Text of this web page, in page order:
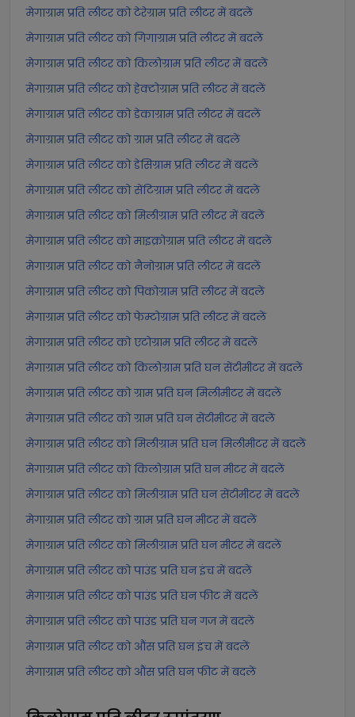
मेगाग्राम प्रति लीटर को टेरेग्राम प्रति लीटर में बदलें
मेगाग्राम प्रति लीटर को गिगाग्राम प्रति लीटर में बदलें
मेगाग्राम प्रति लीटर को किलोग्राम प्रति लीटर में बदलें
मेगाग्राम प्रति लीटर को हेक्टोग्राम प्रति लीटर में बदलें
मेगाग्राम प्रति लीटर को डेकाग्राम प्रति लीटर में बदलें
मेगाग्राम प्रति लीटर को ग्राम प्रति लीटर में बदलें
मेगाग्राम प्रति लीटर को डेसिग्राम प्रति लीटर में बदलें
मेगाग्राम प्रति लीटर को सेंटिग्राम प्रति लीटर में बदलें
मेगाग्राम प्रति लीटर को मिलीग्राम प्रति लीटर में बदलें
मेगाग्राम प्रति लीटर को माइक्रोग्राम प्रति लीटर में बदलें
मेगाग्राम प्रति लीटर को नैनोग्राम प्रति लीटर में बदलें
मेगाग्राम प्रति लीटर को पिकोग्राम प्रति लीटर में बदलें
मेगाग्राम प्रति लीटर को फेम्टोग्राम प्रति लीटर में बदलें
मेगाग्राम प्रति लीटर को एटोग्राम प्रति लीटर में बदलें
मेगाग्राम प्रति लीटर को किलोग्राम प्रति घन सेंटीमीटर में बदलें
मेगाग्राम प्रति लीटर को ग्राम प्रति घन मिलीमीटर में बदलें
मेगाग्राम प्रति लीटर को ग्राम प्रति घन सेंटीमीटर में बदलें
मेगाग्राम प्रति लीटर को मिलीग्राम प्रति घन मिलीमीटर में बदलें
मेगाग्राम प्रति लीटर को किलोग्राम प्रति घन मीटर में बदलें
मेगाग्राम प्रति लीटर को मिलीग्राम प्रति घन सेंटीमीटर में बदलें
मेगाग्राम प्रति लीटर को ग्राम प्रति घन मीटर में बदलें
मेगाग्राम प्रति लीटर को मिलीग्राम प्रति घन मीटर में बदलें
मेगाग्राम प्रति लीटर को पाउंड प्रति घन इंच में बदलें
मेगाग्राम प्रति लीटर को पाउंड प्रति घन फीट में बदलें
मेगाग्राम प्रति लीटर को पाउंड प्रति घन गज में बदलें
मेगाग्राम प्रति लीटर को औंस प्रति घन इंच में बदलें
मेगाग्राम प्रति लीटर को औंस प्रति घन फीट में बदलें